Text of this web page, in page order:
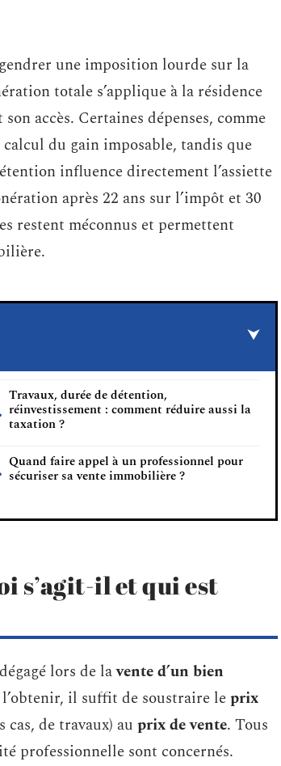
une imposition lourde sur la
totale s’applique à la résidence
accès. Certaines dépenses, comme
du gain imposable, tandis que
influence directement l’assiette
après 22 ans sur l’impôt et 30
restent méconnus et permettent
Travaux, durée de détention,
réinvestissement : comment réduire aussi la
taxation ?
Quand faire appel à un professionnel pour
sécuriser sa vente immobilière ?
s’agit-il et qui est
lors de lavente d’un bien
il suffit de soustraire leprix
de travaux) au prix de vente. Tous
professionnelle sont concernés.